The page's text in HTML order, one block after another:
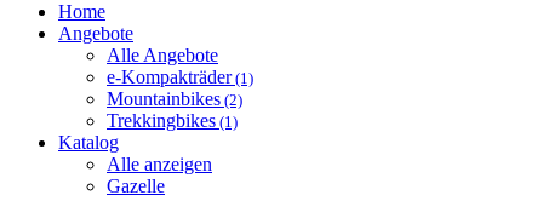
Home
Angebote
Alle Angebote
e-Kompakträder(1)
Mountainbikes (2)
Trekkingbikes (1)
Katalog
Alle anzeigen
Gazelle